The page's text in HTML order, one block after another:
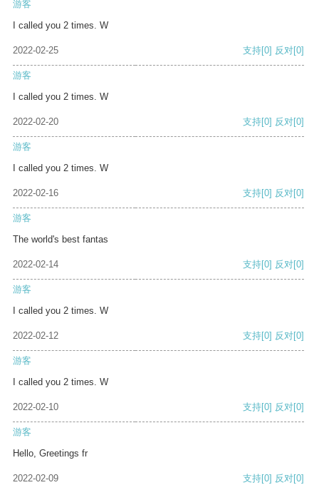
游客
I called you 2 times. W
2022-02-25 支持[0] 反对[0]
游客
I called you 2 times. W
2022-02-20 支持[0] 反对[0]
游客
I called you 2 times. W
2022-02-16 支持[0] 反对[0]
游客
The world's best fantas
2022-02-14 支持[0] 反对[0]
游客
I called you 2 times. W
2022-02-12 支持[0] 反对[0]
游客
I called you 2 times. W
2022-02-10 支持[0] 反对[0]
游客
Hello, Greetings fr
2022-02-09 支持[0] 反对[0]